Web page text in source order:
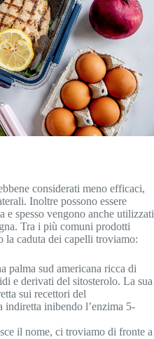
considerati meno efficaci,
Inoltre possono essere
e spesso vengono anche utilizzati
Tra i più comuni prodotti
la caduta dei capelli troviamo:
palma sud americana ricca di
e derivati del sitosterolo. La sua
sui recettori del
indiretta inibendo l’enzima 5-
il nome, ci troviamo di fronte a